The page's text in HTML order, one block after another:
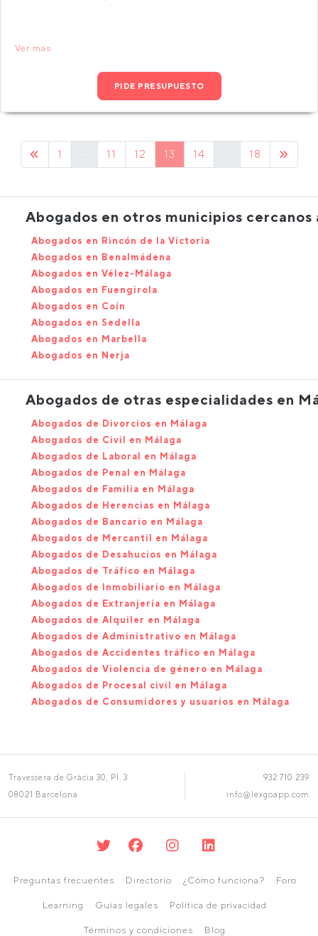
Ver más
PIDE PRESUPUESTO
1 ... 11 12 13 14 ... 18
Abogados en otros municipios cercanos
Abogados en Rincón de la Victoria
Abogados en Benalmádena
Abogados en Vélez-Málaga
Abogados en Fuengirola
Abogados en Coín
Abogados en Sedella
Abogados en Marbella
Abogados en Nerja
Abogados de otras especialidades en
Abogados de Divorcios en Málaga
Abogados de Civil en Málaga
Abogados de Laboral en Málaga
Abogados de Penal en Málaga
Abogados de Familia en Málaga
Abogados de Herencias en Málaga
Abogados de Bancario en Málaga
Abogados de Mercantil en Málaga
Abogados de Desahucios en Málaga
Abogados de Tráfico en Málaga
Abogados de Inmobiliario en Málaga
Abogados de Extranjería en Málaga
Abogados de Alquiler en Málaga
Abogados de Administrativo en Málaga
Abogados de Accidentes tráfico en Málaga
Abogados de Violencia de género en Málaga
Abogados de Procesal civil en Málaga
Abogados de Consumidores y usuarios en Málaga
Travessera de Gràcia 30, Pl. 3
08021 Barcelona
932 710 239
info@lexgoapp.com
Preguntas frecuentes Directorio ¿Cómo funciona? Foro
Learning Guías legales Política de privacidad
Términos y condiciones Blog